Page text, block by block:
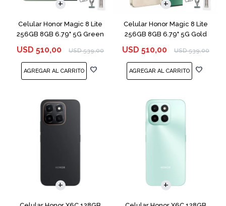
Celular Honor Magic 8 Lite
256GB 8GB 6.79" 5G Green
USD 510,00 USD 539,00
Celular Honor Magic 8 Lite
256GB 8GB 6.79" 5G Gold
USD 510,00 USD 539,00
COMPARAR COMPARAR